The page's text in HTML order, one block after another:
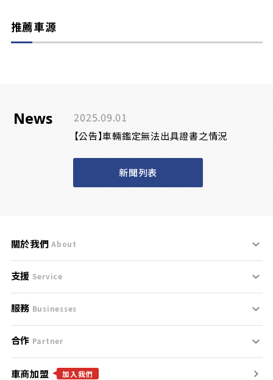
推薦車源
News 2025.09.01
【公告】車輛鑑定無法出具證書之情況
新聞列表
關於我們 About
刊登規範
服務條款
免責聲明
隱私權政策
支援 Service
支援中心
聯絡我們
服務 Businesses
什麼是Goo鑑定？
找好車
合作 Partner
合作夥伴
車商加盟 加入我們